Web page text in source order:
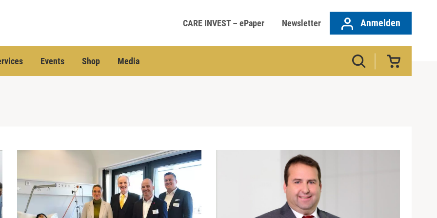
CARE INVEST – ePaper Newsletter Anmelden
Events Shop Media